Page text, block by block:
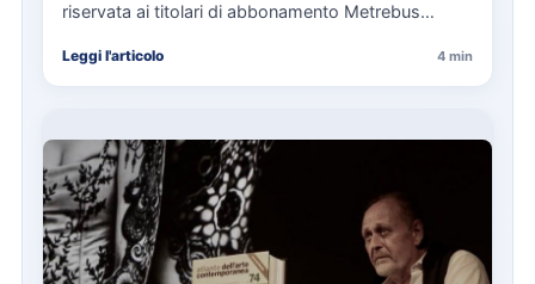
riservata ai titolari di abbonamento Metrebus
Leggi l'articolo 4 min